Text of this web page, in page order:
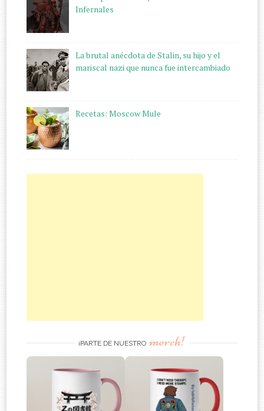
Infernales
La brutal anécdota de Stalin, su hijo y el
mariscal nazi que nunca fue intercambiado
Recetas: Moscow Mule
¡PARTE DE NUESTRO merch!